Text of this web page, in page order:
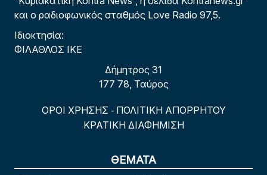
και ο ραδιοφωνικός σταθμός Love Radio 97,5.
Ιδιοκτησία:
ΦΙΛΑΘΛΟΣ ΙΚΕ
Δήμητρος 31
177 78, Ταύρος
ΟΡΟΙ ΧΡΗΣΗΣ - ΠΟΛΙΤΙΚΗ ΑΠΟΡΡΗΤΟΥ
ΚΡΑΤΙΚΗ ΔΙΑΦΗΜΙΣΗ
ΘΕΜΑΤΑ